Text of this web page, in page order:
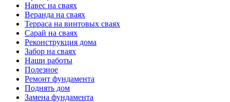
Навес на сваях
Веранда на сваях
Терраса на винтовых сваях
Cарай на сваях
Реконструкция дома
Забор на сваях
Наши работы
Полезное
Ремонт фундамента
Поднять дом
Замена фундамента